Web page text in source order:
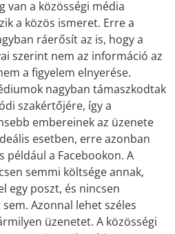
van a közösségi média
a közös ismeret. Erre a
ráerősít az is, hogy a
szerint nem az információ az
a figyelem elnyerése.
nagyban támaszkodtak
szakértőjére, így a
embereinek az üzenete
esetben, erre azonban
például a Facebookon. A
semmi költsége annak,
egy poszt, és nincsen
Azonnal lehet széles
üzenetet. A közösségi